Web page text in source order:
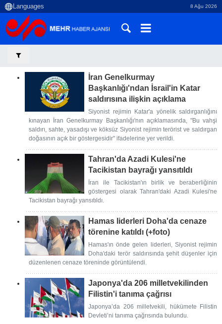
8 Ağu 2026
İran Genelkurmay
Başkanlığı'ndan İsrail'in Katar
saldırısına ilişkin açıklama
Siyonist rejimin Katar'a yönelik saldırganlığını
kınayan İran Genelkurmay Başkanlığı'nın açıklamasında, "Bu vahşi
saldırı, sahte, yasadışı ve köksüz Siyonist rejimin terörist ve saldırgan
doğasının açık bir göstergesidir" ifadelerine yer verildi.
Tahran'da Azadi Kulesi'ne
Tacikistan bayrağı yansıtıldı
İran ile Tacikistan'ın birlik ve beraberliğinin
göstergesi olarak Tahran'daki Azadi Kulesi'ne
Tacikistan bayrağı yansıtıldı.
Hamas liderleri Doha'da cenaze
törenine katıldı (+foto)
Hamas'ın önde gelen liderleri, Siyonist rejimin
Doha'daki terör saldırısında şehit düşenler için
düzenlenen cenaze töreninde görüntülendi.
Japonya'da 206 milletvekilinden
Filistin'i tanıma çağrısı
Japonya’da 206 milletvekili, hükümete Filistin
Devleti’ni tanıma çağrısında bulundu.